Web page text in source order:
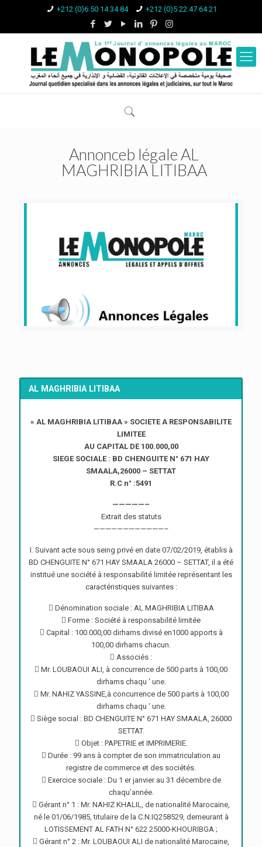
+212 (0)6 50 14 34 84 +212 (0)5 22 47 64 21
Annonceb légale AL
MAGHRIBIA LITIBAA
AL MAGHRIBIA LITIBAA
« AL MAGHRIBIA LITIBAA » SOCIETE A RESPONSABILITE
LIMITEE
AU CAPITAL DE 100.000,00
SIEGE SOCIALE : BD CHENGUITE N° 671 HAY
SMAALA,26000 – SETTAT
R.C n° :5491
—————–
Extrait des statuts
————————————–
I. Suivant acte sous seing privé en date 07/02/2019, établis à
BD CHENGUITE N° 671 HAY SMAALA 26000 – SETTAT, il a été
institué une société à responsabilité limitée représentant les
caractéristiques suivantes :
 Dénomination sociale : AL MAGHRIBIA LITIBAA
 Forme : Société à responsabilité limitée
 Capital : 100.000,00 dirhams divisé en1000 apports à
100,00 dirhams chacun.
 Associés :
 Mr. LOUBAOUI ALI, à concurrence de 500 parts à 100,00
dirhams chaqu ‘ une.
 Mr. NAHIZ YASSINE,à concurrence de 500 parts à 100,00
dirhams chaqu ‘ une.
 Siège social : BD CHENGUITE N° 671 HAY SMAALA, 26000
SETTAT.
 Objet : PAPETRIE et IMPRIMERIE.
 Durée : 99 ans à compter de son immatriculation au
registre de commerce et des sociétés.
 Exercice sociale : Du 1 er janvier au 31 décembre de
chaqu’année.
 Gérant n° 1 : Mr. NAHIZ KHALIL, de nationalité Marocaine,
né le 01/06/1985, titulaire de la C.N.IQ258529, demeurant à
LOTISSEMENT AL FATH N° 622 25000-KHOURIBGA ;
 Gérant n° 2 : Mr. LOUBAOUI ALI de nationalité Marocaine,